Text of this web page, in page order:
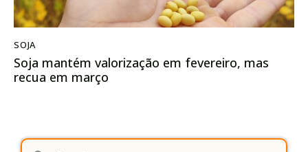
SOJA
Soja mantém valorização em fevereiro, mas
recua em março